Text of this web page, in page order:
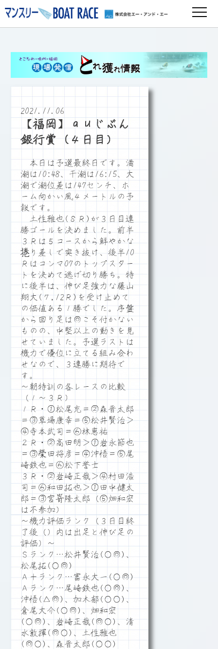
2021.11.06
【福岡】ａｕじぶん
銀行賞（４日目）
本日は予選最終日です。満
潮は10:48、干潮は16:15、大
潮で潮位差は147センチ、ホ
ーム向かい風４メートルの予
報です。
土性雅也(８Ｒ)が３日目連
勝ゴールを決めました。前半
３Ｒは５コースから鮮やかな
捲り差しで突き抜け、後半10
Ｒはコンマ07のトップスター
トを決めて逃げ切り勝ち。特
に後半は、伸び足強力な藤山
翔大(７,12Ｒ)を受け止めて
の価値ある１勝でした。序盤
から回り足は◎こそ付かない
ものの、中堅以上の動きを見
せていました。予選ラストは
機力で優位に立てる組み合わ
せなので、３連勝に期待で
す。
～朝特訓の各レースの比較
（１～３Ｒ）
１Ｒ・①松尾充＝②森晋太郎
＝③草場康幸＝⑤松井賢治＞
④寺本武司＝⑥林恵祐
２Ｒ・②高田明＞①岩永節也
＝③榮田将彦＝④沖悟＝⑤尾
崎鉄也＝⑥松下誉士
３Ｒ・②岩崎正哉＞④村田浩
司＝⑥和田拓也＞①田中健太
郎＝③宮嵜隆太郎（⑤畑和宏
は不参加）
～機力評価ランク（３日目終
了後（）内は出足と伸び足の
評価）～
Ｓランク…松井賢治(○◎)、
松尾拓(○◎)
Ａ＋ランク…富永大一(○◎)
Ａランク…尾崎鉄也(○◎)、
沖悟(△◎)、加木郁(○○)、
倉尾大介(○◎)、畑和宏
(○◎)、岩崎正哉(◎○)、清
水敦揮(◎○)、土性雅也
(◎○)、森晋太郎(○○)